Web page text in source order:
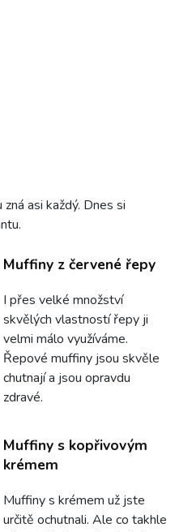
asi každý. Dnes si
Muffiny z červené řepy
I přes velké množství
skvělých vlastností řepy ji
velmi málo využíváme.
Řepové muffiny jsou skvěle
chutnají a jsou opravdu
zdravé.
Muffiny s kopřivovým
krémem
Muffiny s krémem už jste
určitě ochutnali. Ale co takhle